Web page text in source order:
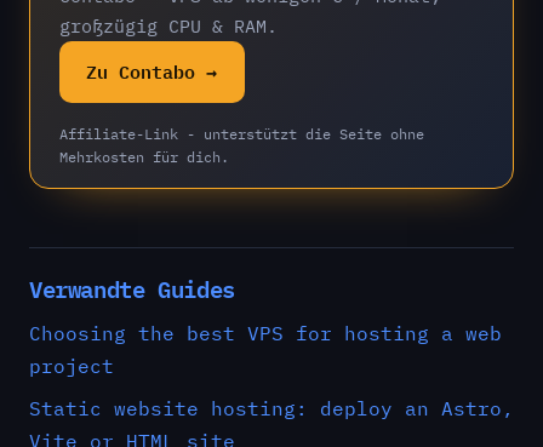
großzügig CPU & RAM.
Zu Contabo →
Affiliate-Link - unterstützt die Seite ohne
Mehrkosten für dich.
Verwandte Guides
Choosing the best VPS for hosting a web
project
Static website hosting: deploy an Astro,
Vite or HTML site